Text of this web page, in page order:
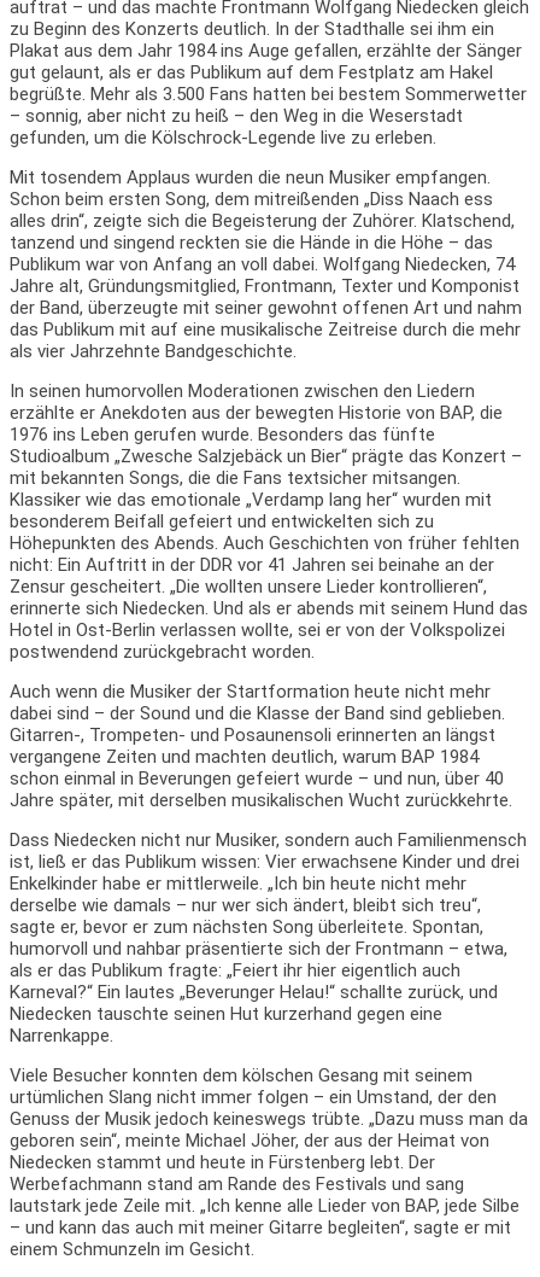
auftrat – und das machte Frontmann Wolfgang Niedecken gleich
zu Beginn des Konzerts deutlich. In der Stadthalle sei ihm ein
Plakat aus dem Jahr 1984 ins Auge gefallen, erzählte der Sänger
gut gelaunt, als er das Publikum auf dem Festplatz am Hakel
begrüßte. Mehr als 3.500 Fans hatten bei bestem Sommerwetter
– sonnig, aber nicht zu heiß – den Weg in die Weserstadt
gefunden, um die Kölschrock-Legende live zu erleben.
Mit tosendem Applaus wurden die neun Musiker empfangen.
Schon beim ersten Song, dem mitreißenden „Diss Naach ess
alles drin“, zeigte sich die Begeisterung der Zuhörer. Klatschend,
tanzend und singend reckten sie die Hände in die Höhe – das
Publikum war von Anfang an voll dabei. Wolfgang Niedecken, 74
Jahre alt, Gründungsmitglied, Frontmann, Texter und Komponist
der Band, überzeugte mit seiner gewohnt offenen Art und nahm
das Publikum mit auf eine musikalische Zeitreise durch die mehr
als vier Jahrzehnte Bandgeschichte.
In seinen humorvollen Moderationen zwischen den Liedern
erzählte er Anekdoten aus der bewegten Historie von BAP, die
1976 ins Leben gerufen wurde. Besonders das fünfte
Studioalbum „Zwesche Salzjebäck un Bier“ prägte das Konzert –
mit bekannten Songs, die die Fans textsicher mitsangen.
Klassiker wie das emotionale „Verdamp lang her“ wurden mit
besonderem Beifall gefeiert und entwickelten sich zu
Höhepunkten des Abends. Auch Geschichten von früher fehlten
nicht: Ein Auftritt in der DDR vor 41 Jahren sei beinahe an der
Zensur gescheitert. „Die wollten unsere Lieder kontrollieren“,
erinnerte sich Niedecken. Und als er abends mit seinem Hund das
Hotel in Ost-Berlin verlassen wollte, sei er von der Volkspolizei
postwendend zurückgebracht worden.
Auch wenn die Musiker der Startformation heute nicht mehr
dabei sind – der Sound und die Klasse der Band sind geblieben.
Gitarren-, Trompeten- und Posaunensoli erinnerten an längst
vergangene Zeiten und machten deutlich, warum BAP 1984
schon einmal in Beverungen gefeiert wurde – und nun, über 40
Jahre später, mit derselben musikalischen Wucht zurückkehrte.
Dass Niedecken nicht nur Musiker, sondern auch Familienmensch
ist, ließ er das Publikum wissen: Vier erwachsene Kinder und drei
Enkelkinder habe er mittlerweile. „Ich bin heute nicht mehr
derselbe wie damals – nur wer sich ändert, bleibt sich treu“,
sagte er, bevor er zum nächsten Song überleitete. Spontan,
humorvoll und nahbar präsentierte sich der Frontmann – etwa,
als er das Publikum fragte: „Feiert ihr hier eigentlich auch
Karneval?“ Ein lautes „Beverunger Helau!“ schallte zurück, und
Niedecken tauschte seinen Hut kurzerhand gegen eine
Narrenkappe.
Viele Besucher konnten dem kölschen Gesang mit seinem
urtümlichen Slang nicht immer folgen – ein Umstand, der den
Genuss der Musik jedoch keineswegs trübte. „Dazu muss man da
geboren sein“, meinte Michael Jöher, der aus der Heimat von
Niedecken stammt und heute in Fürstenberg lebt. Der
Werbefachmann stand am Rande des Festivals und sang
lautstark jede Zeile mit. „Ich kenne alle Lieder von BAP, jede Silbe
– und kann das auch mit meiner Gitarre begleiten“, sagte er mit
einem Schmunzeln im Gesicht.